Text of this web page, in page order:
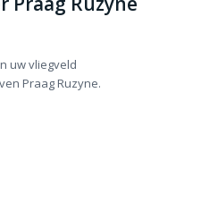
uw vliegveld
Praag Ruzyne.